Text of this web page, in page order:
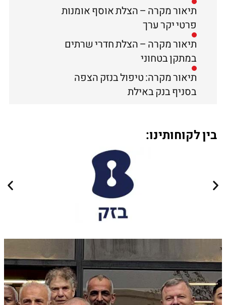
תיאור מקרה – הצלת אוסף אומנות
פרטי יקר ערך
תיאור מקרה – הצלת חדרי שרתים
במתקן בטחוני
תיאור מקרה: טיפול בנזק הצפה
בסניף בנק באילת
בין לקוחותינו: